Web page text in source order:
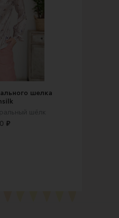
шелка
шёлк
₽